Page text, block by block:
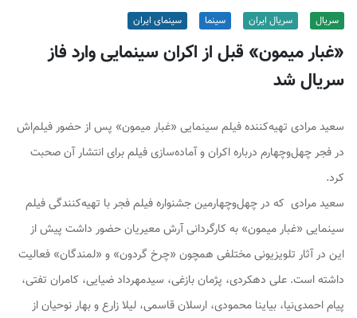
سریال سریال ایران سینما سینمای ایران
«غبار میمون» قبل از اکران سینمایی وارد فاز
سریال شد
سعید مرادی تهیه‌کننده فیلم سینمایی «غبار میمون» پس از حضور فیلم‌اش
در فجر چهل‌وچهارم درباره اکران و آماده‎‌سازی فیلم برای انتشار آن صحبت
کرد.
سعید مرادی که در چهل‌وچهارمین جشنواره فیلم فجر با تهیه‌کنندگی فیلم
سینمایی «غبار میمون» به کارگردانی آرش معیریان حضور داشت پیش از
این در آثار تلویزیونی مختلفی همچون «چرخ گردون» و «لمندگان» فعالیت
داشته است. علی دهکردی، پژمان بازغی، سیدمهرداد ضیایی، کامران تفتی،
پیام احمدی‌نیا، بیاینا محمودی، ارسلان قاسمی، لیلا زارع و بهار نوحیان از